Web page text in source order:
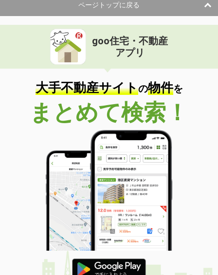
ページトップに戻る
goo住宅・不動産
アプリ
大手不動産サイトの物件を
まとめて検索！